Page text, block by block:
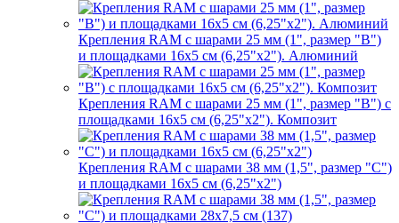
Крепления RAM с шарами 25 мм (1", размер "B")
и площадками 16х5 см (6,25"х2"). Алюминий
Крепления RAM с шарами 25 мм (1", размер "B") с
площадками 16х5 см (6,25"х2"). Композит
Крепления RAM с шарами 38 мм (1,5", размер "C")
и площадками 16х5 см (6,25"х2")